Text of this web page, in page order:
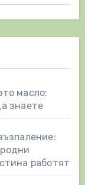
масло:
знаете
работят